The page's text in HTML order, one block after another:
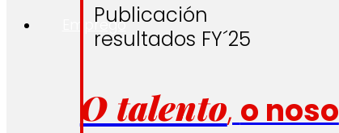
Emprego
O talento, o noso
Publicación
resultados FY´25